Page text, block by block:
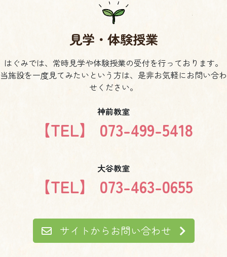
見学・体験授業
はぐみでは、常時見学や体験授業の受付を行っております。
当施設を一度見てみたいという方は、是非お気軽にお問い合わ
せください。
神前教室
【TEL】 073-499-5418
大谷教室
【TEL】 073-463-0655
サイトからお問い合わせ